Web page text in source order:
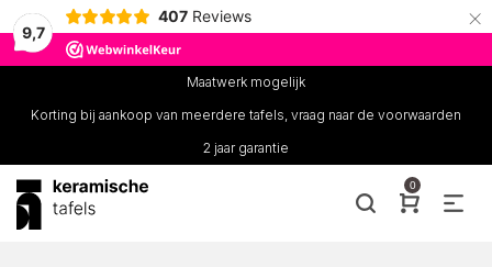
9,7
407 Reviews ×
Maatwerk mogelijk
Korting bij aankoop van meerdere tafels, vraag naar de voorwaarden
2 jaar garantie
0